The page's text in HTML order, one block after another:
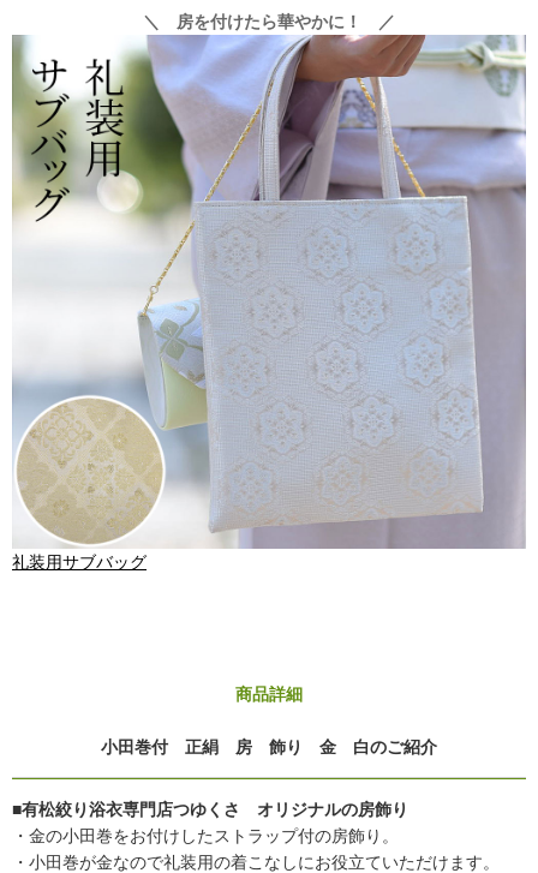
＼ 房を付けたら華やかに！ ／
礼装用サブバッグ
商品詳細
小田巻付 正絹 房 飾り 金 白のご紹介
■有松絞り浴衣専門店つゆくさ オリジナルの房飾り
・金の小田巻をお付けしたストラップ付の房飾り。
・小田巻が金なので礼装用の着こなしにお役立ていただけます。